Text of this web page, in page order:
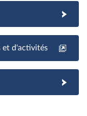
et d'activités